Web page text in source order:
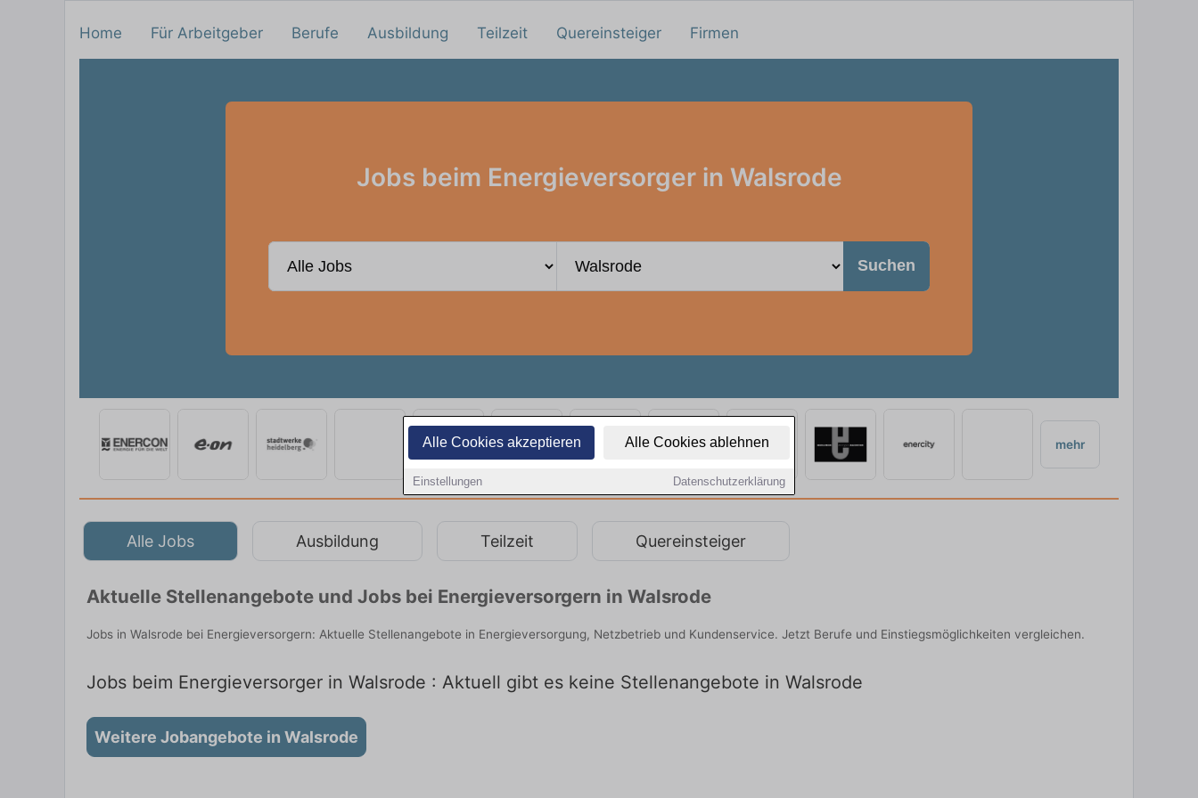
Alle Cookies akzeptieren Alle Cookies ablehnen
Einstellungen Datenschutzerklärung
Home Für Arbeitgeber Berufe Ausbildung Teilzeit Quereinsteiger Firmen
Jobs beim Energieversorger in Walsrode
Suchen
mehr
Alle Jobs Ausbildung Teilzeit Quereinsteiger
Aktuelle Stellenangebote und Jobs bei Energieversorgern in Walsrode
Jobs in Walsrode bei Energieversorgern: Aktuelle Stellenangebote in Energieversorgung, Netzbetrieb und Kundenservice. Jetzt Berufe und Einstiegsmöglichkeiten vergleichen.
Jobs beim Energieversorger in Walsrode : Aktuell gibt es keine Stellenangebote in Walsrode
Weitere Jobangebote in Walsrode